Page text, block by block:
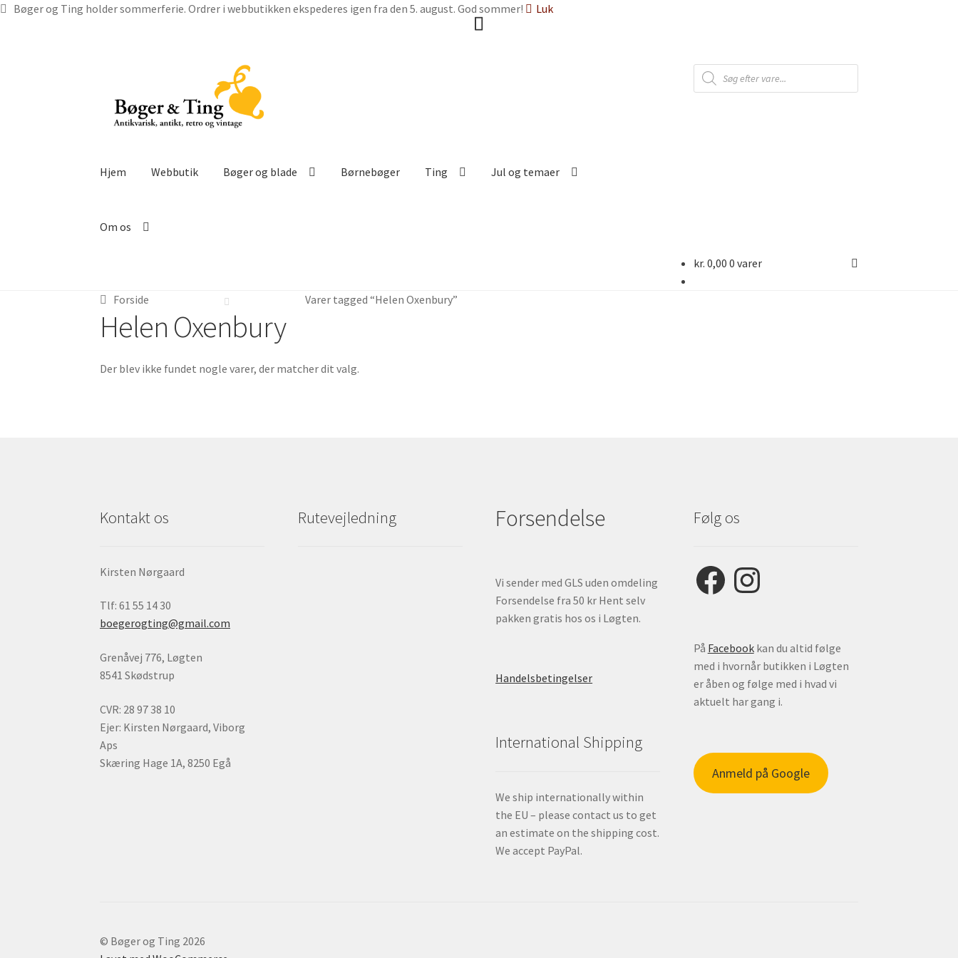
Bøger og Ting holder sommerferie. Ordrer i webbutikken ekspederes igen fra den 5. august. God sommer! Luk
navigation
indhold
Products
search
Hjem Webbutik Bøger og blade Børnebøger Ting Jul og temaer
Om os
kr. 0,00 0 varer
Forside Varer tagged “Helen Oxenbury”
Helen Oxenbury
Der blev ikke fundet nogle varer, der matcher dit valg.
Kontakt os
Kirsten Nørgaard
Tlf: 61 55 14 30
boegerogting@gmail.com
Grenåvej 776, Løgten
8541 Skødstrup
CVR: 28 97 38 10
Ejer: Kirsten Nørgaard, Viborg
Aps
Skæring Hage 1A, 8250 Egå
Rutevejledning Forsendelse
Vi sender med GLS uden omdeling
Forsendelse fra 50 kr Hent selv
pakken gratis hos os i Løgten.
Handelsbetingelser
International Shipping
We ship internationally within
the EU – please contact us to get
an estimate on the shipping cost.
We accept PayPal.
Følg os
FacebookInstagram
På Facebookkan du altid følge
med i hvornår butikken i Løgten
er åben og følge med i hvad vi
aktuelt har gang i.
Anmeld på Google
© Bøger og Ting 2026